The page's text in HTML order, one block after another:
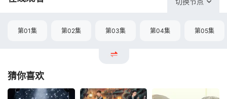
第01集 第02集 第03集 第04集 第05集
猜你喜欢